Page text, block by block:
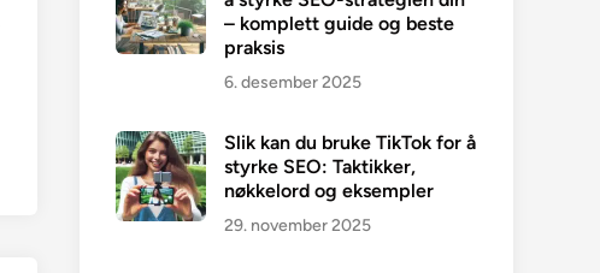
– komplett guide og beste
praksis
6. desember 2025
Slik kan du bruke TikTok for å
styrke SEO: Taktikker,
nøkkelord og eksempler
29. november 2025